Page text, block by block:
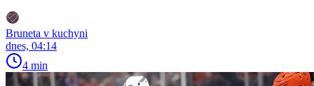
Bruneta v kuchyni
dnes, 04:14
4 min